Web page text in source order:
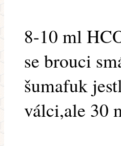
8-10 ml
se brouci
šumafuk
válci,ale 30